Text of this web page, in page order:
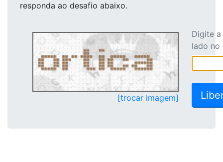
responda ao desafio abaixo.
[trocar imagem]
Digite
lado no